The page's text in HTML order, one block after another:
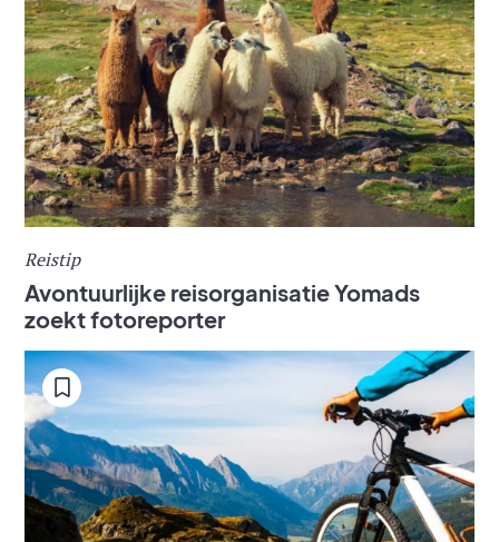
Reistip
Avontuurlijke reisorganisatie Yomads
zoekt fotoreporter